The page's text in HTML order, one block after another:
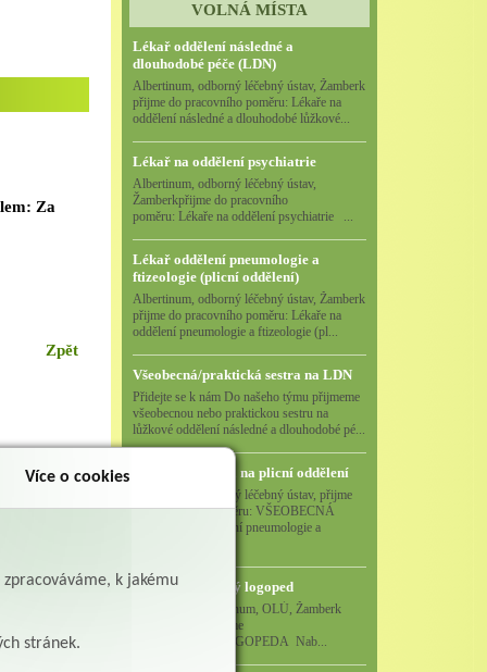
Za
Zpět
VOLNÁ MÍSTA
Lékař oddělení následné a
dlouhodobé péče (LDN)
Albertinum, odborný léčebný ústav, Žamberk
přijme do pracovního poměru: Lékaře na
oddělení následné a dlouhodobé lůžkové...
Lékař na oddělení psychiatrie
Albertinum, odborný léčebný ústav,
Žamberkpřijme do pracovního
poměru: Lékaře na oddělení psychiatrie ...
Lékař oddělení pneumologie a
ftizeologie (plicní oddělení)
Albertinum, odborný léčebný ústav, Žamberk
přijme do pracovního poměru: Lékaře na
oddělení pneumologie a ftizeologie (pl...
Všeobecná/praktická sestra na LDN
Přidejte se k nám Do našeho týmu přijmeme
všeobecnou nebo praktickou sestru na
lůžkové oddělení následné a dlouhodobé pé...
Všeobecná sestra na plicní oddělení
Albertinum, odborný léčebný ústav, přijme
do pracovního poměru: VŠEOBECNÁ
SESTRA na oddělení pneumologie a
Logoped/klinický logoped
Albertinum, OLÚ, Žamberk
přijme
KLINICKÉHO LOGOPEDA Nab...
Více o cookies
k jakému
stránek.